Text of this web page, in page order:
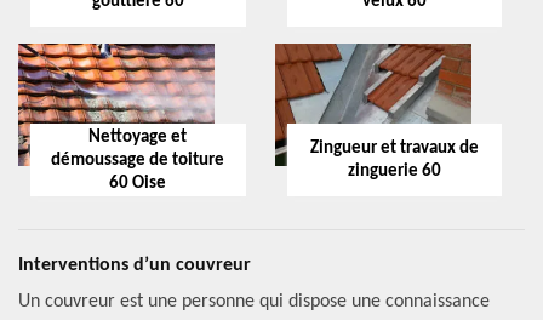
Nettoyage et
démoussage de toiture
60 Oise
Zingueur et travaux de
zinguerie 60
Interventions d’un couvreur
Un couvreur est une personne qui dispose une connaissance